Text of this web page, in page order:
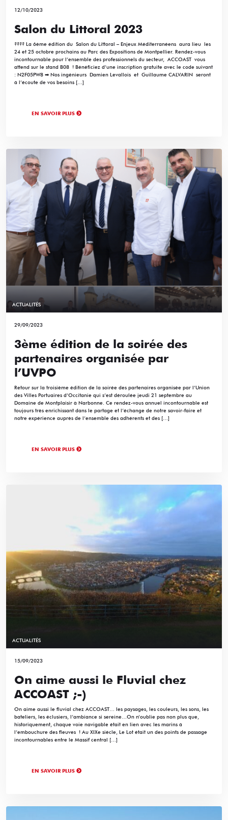
12/10/2023
Salon du Littoral 2023
???? La 6ème édition du Salon du Littoral – Enjeux Méditerranéens aura lieu les
24 et 25 octobre prochains au Parc des Expositions de Montpellier. Rendez-vous
incontournable pour l’ensemble des professionnels du secteur, ACCOAST vous
attend sur le stand B08 ! Bénéficiez d’une inscription gratuite avec le code suivant
: N2F05PW8 ➡ Nos ingénieurs Damien Levallois et Guillaume CALVARIN seront
à l’écoute de vos besoins […]
EN SAVOIR PLUS
ACTUALITÉS
29/09/2023
3ème édition de la soirée des
partenaires organisée par
l’UVPO
Retour sur la troisième édition de la soirée des partenaires organisée par l’Union
des Villes Portuaires d’Occitanie qui s’est déroulée jeudi 21 septembre au
Domaine de Montplaisir à Narbonne. Ce rendez-vous annuel incontournable est
toujours très enrichissant dans le partage et l’échange de notre savoir-faire et
notre expérience auprès de l’ensemble des adhérents et des […]
EN SAVOIR PLUS
ACTUALITÉS
15/09/2023
On aime aussi le Fluvial chez
ACCOAST ;-)
On aime aussi le fluvial chez ACCOAST… les paysages, les couleurs, les sons, les
bateliers, les éclusiers, l’ambiance si sereine…On n’oublie pas non plus que,
historiquement, chaque voie navigable était en lien avec les marins à
l’embouchure des fleuves ! Au XIXe siècle, Le Lot était un des points de passage
incontournables entre le Massif central […]
EN SAVOIR PLUS